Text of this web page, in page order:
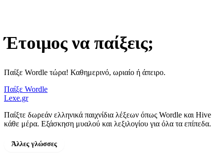
Έτοιμος να παίξεις;
Παίξε Wordle τώρα! Καθημερινό, ωριαίο ή άπειρο.
Παίξε Wordle
Lexe.gr
Παίξτε δωρεάν ελληνικά παιχνίδια λέξεων όπως Wordle και Hive
κάθε μέρα. Εξάσκηση μυαλού και λεξιλογίου για όλα τα επίπεδα.
Άλλες γλώσσες